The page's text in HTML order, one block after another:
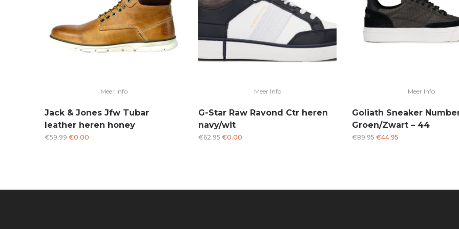
Meer Info
Jack & Jones Jfw Tubar
leather heren honey
€59.99 Oorspronkelijke
€0.00
Meer Info
G-Star Raw Ravond Ctr heren
navy/wit
€62.95 Oorspronkelijke
€0.00
Meer Info
Goliath Sneaker
Groen/Zwart – 44
€89.95 Oorspronkelijke
€44.95